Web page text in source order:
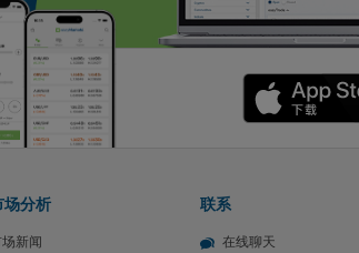
场分析
新闻
联系
在线聊天